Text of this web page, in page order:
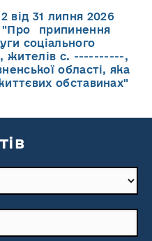
від 31 липня 2026
"Про припинення
соціального
жителів с. ----------,
області, яка
обставинах"